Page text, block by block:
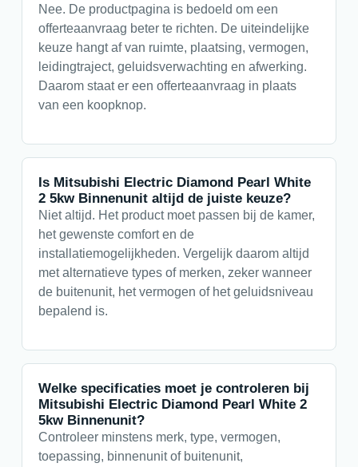
Nee. De productpagina is bedoeld om een
offerteaanvraag beter te richten. De uiteindelijke
keuze hangt af van ruimte, plaatsing, vermogen,
leidingtraject, geluidsverwachting en afwerking.
Daarom staat er een offerteaanvraag in plaats
van een koopknop.
Is Mitsubishi Electric Diamond Pearl White
2 5kw Binnenunit altijd de juiste keuze?
Niet altijd. Het product moet passen bij de kamer,
het gewenste comfort en de
installatiemogelijkheden. Vergelijk daarom altijd
met alternatieve types of merken, zeker wanneer
de buitenunit, het vermogen of het geluidsniveau
bepalend is.
Welke specificaties moet je controleren bij
Mitsubishi Electric Diamond Pearl White 2
5kw Binnenunit?
Controleer minstens merk, type, vermogen,
toepassing, binnenunit of buitenunit,